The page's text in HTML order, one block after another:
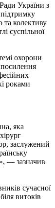
України з
та колективу
суспільної
охорони
роками
яка
заслужений
— зазначив
сучасної
витоків